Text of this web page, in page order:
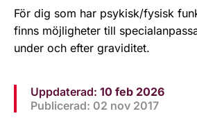
För dig som har psykisk/fysisk
finns möjligheter till
under och efter graviditet.
Uppdaterad: 10 feb 2026
Publicerad: 02 nov 2017